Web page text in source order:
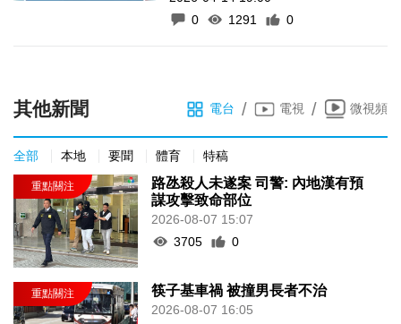
0
1291 0
其他新聞 電台 / 電視 / 微視頻
全部 本地 要聞 體育 特稿
路氹殺人未遂案 司警: 內地漢有預
謀攻擊致命部位
2026-08-07 15:07
3705
0
筷子基車禍 被撞男長者不治
2026-08-07 16:05